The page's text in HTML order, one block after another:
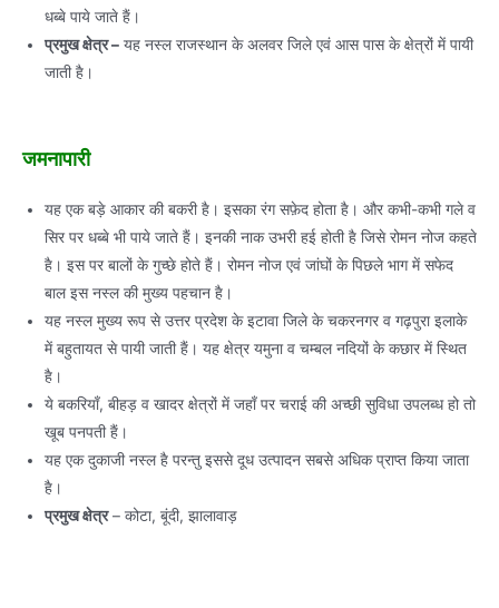
धब्बे पाये जाते हैं।
प्रमुख क्षेत्र – यह नस्ल राजस्थान के अलवर जिले एवं आस पास के क्षेत्रों में पायी
जाती है।
जमनापारी
यह एक बड़े आकार की बकरी है। इसका रंग सफ़ेद होता है। और कभी-कभी गले व
सिर पर धब्बे भी पाये जाते हैं। इनकी नाक उभरी हई होती है जिसे रोमन नोज कहते
है। इस पर बालों के गुच्छे होते हैं। रोमन नोज एवं जांघों के पिछले भाग में सफेद
बाल इस नस्ल की मुख्य पहचान है।
यह नस्ल मुख्य रूप से उत्तर प्रदेश के इटावा जिले के चकरनगर व गढ़पुरा इलाके
में बहुतायत से पायी जाती हैं। यह क्षेत्र यमुना व चम्बल नदियों के कछार में स्थित
है।
ये बकरियाँ, बीहड़ व खादर क्षेत्रों में जहाँ पर चराई की अच्छी सुविधा उपलब्ध हो तो
खूब पनपती हैं।
यह एक दुकाजी नस्ल है परन्तु इससे दूध उत्पादन सबसे अधिक प्राप्त किया जाता
है।
प्रमुख क्षेत्र– कोटा, बूंदी, झालावाड़